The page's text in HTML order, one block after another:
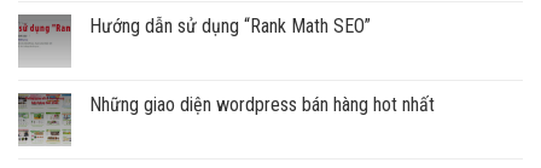
Hướng dẫn sử dụng “Rank Math SEO”
Những giao diện wordpress bán hàng hot nhất